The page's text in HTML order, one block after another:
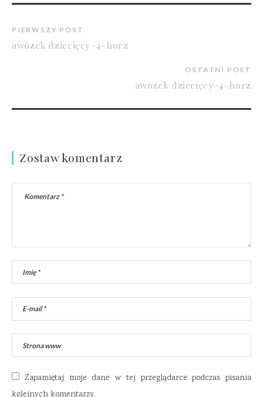
PIERWSZY POST
awózek dziecięcy-4-horz
OSTATNI POST
awózek dziecięcy-4-horz
Zostaw komentarz
Zapamiętaj moje dane w tej przeglądarce podczas pisania